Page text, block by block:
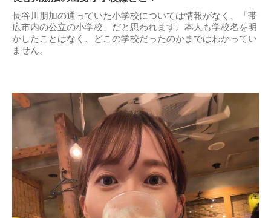
長谷川朋加の通っていた小学校については情報がなく、「帯
広市内の公立の小学校」だと思われます。本人も学校名を明
かしたことはなく、どこの学校だったのかまではわかってい
ません。